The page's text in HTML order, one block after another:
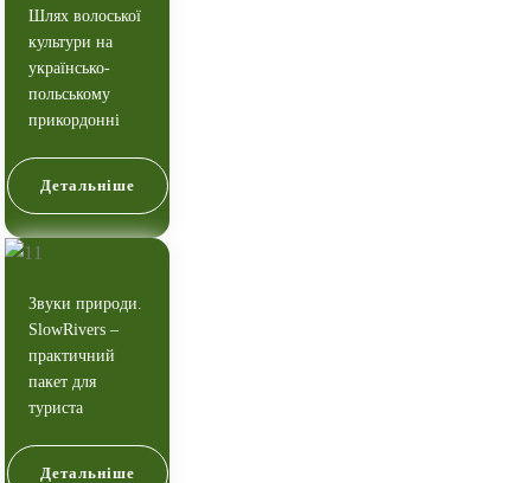
Шлях волоської
культури на
українсько-
польському
прикордонні
Детальніше
Звуки природи.
SlowRivers –
практичний
пакет для
туриста
Детальніше